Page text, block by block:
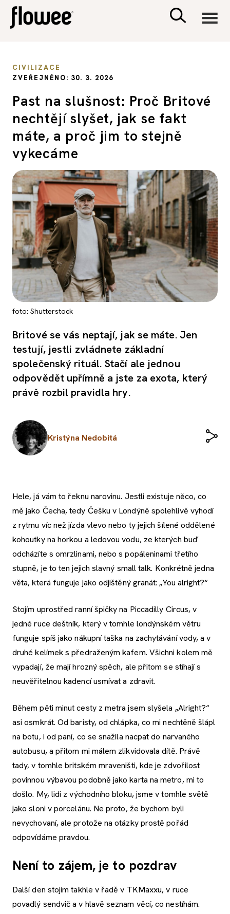
PSYCHOLOGIE
SEX A VZTAHY
PORADNA
CIVILIZACE
ZVEŘEJNĚNO: 30. 3. 2026
Past na slušnost: Proč Britové
nechtějí slyšet, jak se fakt
máte, a proč jim to stejně
vykecáme
foto: Shutterstock
Britové se vás neptají, jak se máte. Jen
testují, jestli zvládnete základní
společenský rituál. Stačí ale jednou
odpovědět upřímně a jste za exota, který
právě rozbil pravidla hry.
Kristýna Nedobitá
Hele, já vám to řeknu narovinu. Jestli existuje něco, co
mě jako Čecha, tedy Češku v Londýně spolehlivě vyhodí
z rytmu víc než jízda vlevo nebo ty jejich šílené oddělené
kohoutky na horkou a ledovou vodu, ze kterých buď
odcházíte s omrzlinami, nebo s popáleninami třetího
stupně, je to ten jejich slavný small talk. Konkrétně jedna
věta, která funguje jako odjištěný granát: „You alright?“
Stojím uprostřed ranní špičky na Piccadilly Circus, v
jedné ruce deštník, který v tomhle londýnském větru
funguje spíš jako nákupní taška na zachytávání vody, a v
druhé kelímek s předraženým kafem. Všichni kolem mě
vypadají, že mají hrozný spěch, ale přitom se stíhají s
neuvěřitelnou kadencí usmívat a zdravit.
Během pěti minut cesty z metra jsem slyšela „Alright?“
asi osmkrát. Od baristy, od chlápka, co mi nechtěně šlápl
na botu, i od paní, co se snažila nacpat do narvaného
autobusu, a přitom mi málem zlikvidovala dítě. Právě
tady, v tomhle britském mraveništi, kde je zdvořilost
povinnou výbavou podobně jako karta na metro, mi to
došlo. My, lidi z východního bloku, jsme v tomhle světě
jako sloni v porcelánu. Ne proto, že bychom byli
nevychovaní, ale protože na otázky prostě pořád
odpovídáme pravdou.
Není to zájem, je to pozdrav
Další den stojím takhle v řadě v TKMaxxu, v ruce
povadlý sendvič a v hlavě seznam věcí, co nestíhám.